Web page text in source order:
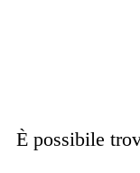
È possibile